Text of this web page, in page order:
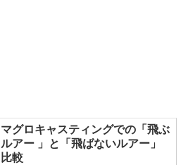
マグロキャスティングでの「飛ぶ
ルアー 」と「飛ばないルアー」
比較